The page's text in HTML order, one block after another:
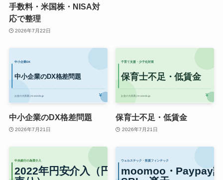
手数料・米国株・NISA対
応で整理
2026年7月22日
中小企業のDX格差問題
2026年7月21日
保育士不足・低賃金
2026年7月21日